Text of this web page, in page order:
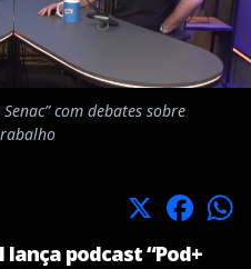
com debates sobre
X Facebook
lança podcast “Pod+